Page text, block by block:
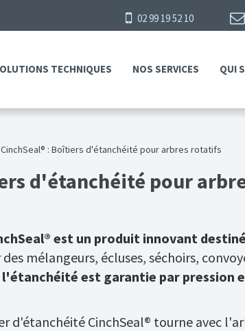
02 99 19 52 10
TECHNIQUES NOS SERVICES QUI
CinchSeal® : Boîtiers d'étanchéité pour arbres rotatifs
d'étanchéité pour
est un produit innovant
mélangeurs, écluses, séchoirs,
l'étanchéité est garantie par pression
d'étanchéité CinchSeal® tourne avec